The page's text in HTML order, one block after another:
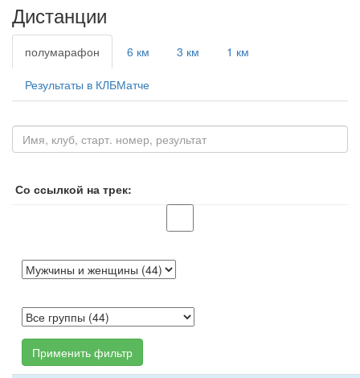
Дистанции
полумарафон 6 км 3 км 1 км
Результаты в КЛБМатче
Со ссылкой на трек:
Применить фильтр